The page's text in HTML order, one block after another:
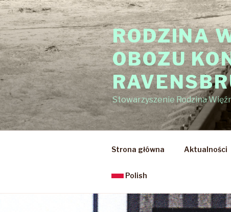
Przejdź
do
treści
RODZINA
OBOZU
Stowarzyszenie Rodzina
Strona główna Aktualności
Polish